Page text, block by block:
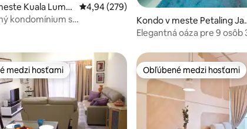
z 5, počet hodnotení: 132
Kuala Lump
Priemerné ohodnotenie 4,94 z 5, počet
4,94 (279)
kondomínium s
Kondo v meste Petaling
a
Elegantná oáza pre 9 osôb
medzi hosťami
medzi hosťami Obľúbené medzi hosťami
Obľúbené medzi hosťami